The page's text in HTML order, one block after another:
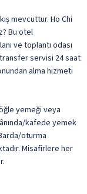
mevcuttur. Ho Chi
Bu otel
ve toplantı odası
servisi 24 saat
alma hizmeti
yemeği veya
kafede yemek
oturma
Misafirlere her